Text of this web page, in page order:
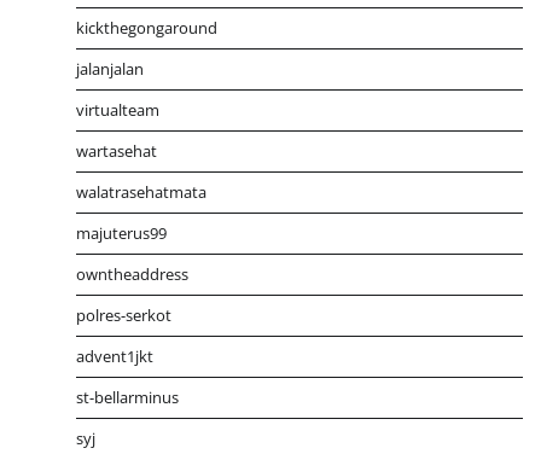
kickthegongaround
jalanjalan
virtualteam
wartasehat
walatrasehatmata
majuterus99
owntheaddress
polres-serkot
advent1jkt
st-bellarminus
syj